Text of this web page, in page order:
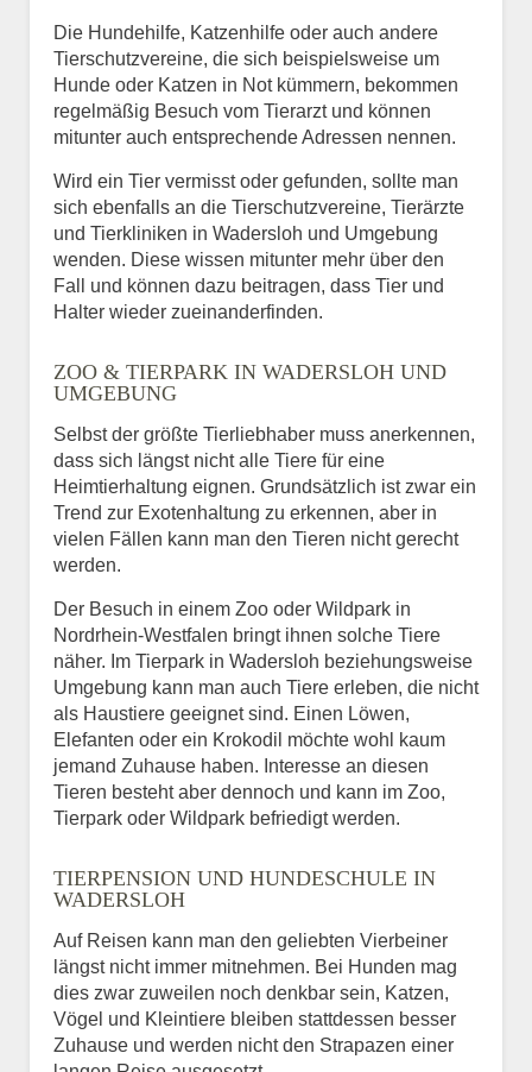
Die Hundehilfe, Katzenhilfe oder auch andere
Tierschutzvereine, die sich beispielsweise um
Hunde oder Katzen in Not kümmern, bekommen
regelmäßig Besuch vom Tierarzt und können
mitunter auch entsprechende Adressen nennen.
Wird ein Tier vermisst oder gefunden, sollte man
sich ebenfalls an die Tierschutzvereine, Tierärzte
und Tierkliniken in Wadersloh und Umgebung
wenden. Diese wissen mitunter mehr über den
Fall und können dazu beitragen, dass Tier und
Halter wieder zueinanderfinden.
ZOO & TIERPARK IN WADERSLOH UND
UMGEBUNG
Selbst der größte Tierliebhaber muss anerkennen,
dass sich längst nicht alle Tiere für eine
Heimtierhaltung eignen. Grundsätzlich ist zwar ein
Trend zur Exotenhaltung zu erkennen, aber in
vielen Fällen kann man den Tieren nicht gerecht
werden.
Der Besuch in einem Zoo oder Wildpark in
Nordrhein-Westfalen bringt ihnen solche Tiere
näher. Im Tierpark in Wadersloh beziehungsweise
Umgebung kann man auch Tiere erleben, die nicht
als Haustiere geeignet sind. Einen Löwen,
Elefanten oder ein Krokodil möchte wohl kaum
jemand Zuhause haben. Interesse an diesen
Tieren besteht aber dennoch und kann im Zoo,
Tierpark oder Wildpark befriedigt werden.
TIERPENSION UND HUNDESCHULE IN
WADERSLOH
Auf Reisen kann man den geliebten Vierbeiner
längst nicht immer mitnehmen. Bei Hunden mag
dies zwar zuweilen noch denkbar sein, Katzen,
Vögel und Kleintiere bleiben stattdessen besser
Zuhause und werden nicht den Strapazen einer